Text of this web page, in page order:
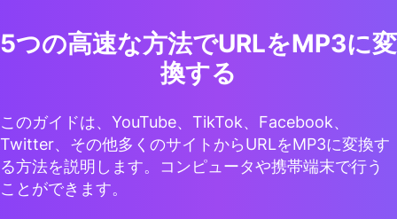
5つの高速な方法でURLをMP3に変
換する
このガイドは、YouTube、TikTok、Facebook、
Twitter、その他多くのサイトからURLをMP3に変換す
る方法を説明します。コンピュータや携帯端末で行う
ことができます。